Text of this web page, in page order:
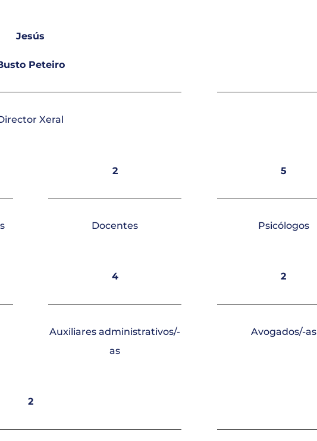
Jesús
Peteiro
Xeral
2
Docentes
5
Psicólogos
4
Auxiliares administrativos/-
as
2
Avogados/-as
2